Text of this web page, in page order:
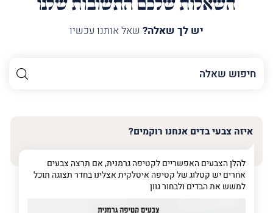
השאלות שלכם התשובות שלנו
יש לך שאלה? שאל אותנו עכשיו
השם
שלך
טלפון (חובה)
איזה צבעי בדים אנחנו רוקמים?
להלן הצבעים האפשריים לקטיפה גרמנית, אם תרצה צבעים
אחרים יש קטלוג של קטיפה איטלקית אצלינו בחדר תצוגה תוכל
למשש את הבדים ולבחור גוון